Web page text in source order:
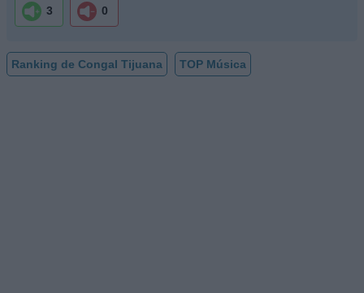
3 0
Ranking de Congal Tijuana TOP Música